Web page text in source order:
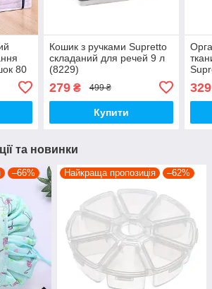
80
Кошик з ручками Supretto
складаний для речей 9 л
(8229)
279₴ 499 ₴
Купити
329
та новинки
–66% Найкраща пропозиція –62%